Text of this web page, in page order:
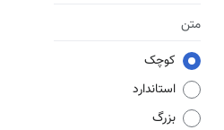
متن
کوچک
استاندارد
بزرگ